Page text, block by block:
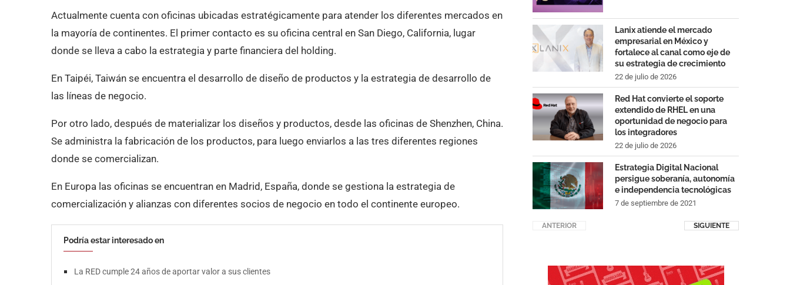
Actualmente cuenta con oficinas ubicadas estratégicamente para atender los diferentes mercados en
la mayoría de continentes. El primer contacto es su oficina central en San Diego, California, lugar
donde se lleva a cabo la estrategia y parte financiera del holding.
En Taipéi, Taiwán se encuentra el desarrollo de diseño de productos y la estrategia de desarrollo de
las líneas de negocio.
Por otro lado, después de materializar los diseños y productos, desde las oficinas de Shenzhen, China.
Se administra la fabricación de los productos, para luego enviarlos a las tres diferentes regiones
donde se comercializan.
En Europa las oficinas se encuentran en Madrid, España, donde se gestiona la estrategia de
comercialización y alianzas con diferentes socios de negocio en todo el continente europeo.
Podría estar interesado en
La RED cumple 24 años de aportar valor a sus clientes
Lanix atiende el mercado
empresarial en México y
fortalece al canal como eje de
su estrategia de crecimiento
22 de julio de 2026
Red Hat convierte el soporte
extendido de RHEL en una
oportunidad de negocio para
los integradores
22 de julio de 2026
Estrategia Digital Nacional
persigue soberanía, autonomía
e independencia tecnológicas
7 de septiembre de 2021
ANTERIOR SIGUIENTE